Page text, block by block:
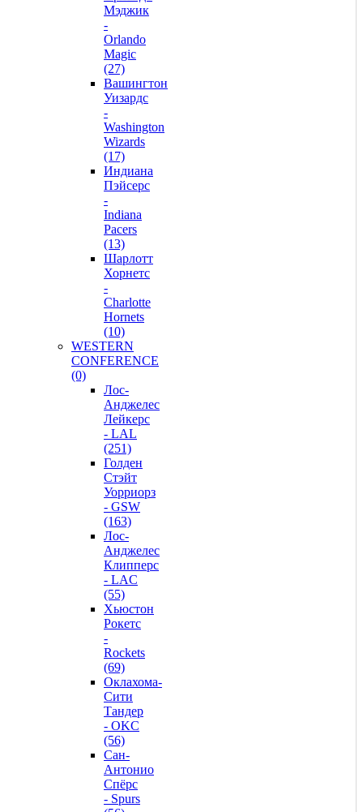
Мэджик
-
Orlando
Magic
(27)
Вашингтон
Уизардс
-
Washington
Wizards
(17)
Индиана
Пэйсерс
-
Indiana
Pacers
(13)
Шарлотт
Хорнетс
-
Charlotte
Hornets
(10)
WESTERN
CONFERENCE
(0)
Лос-
Анджелес
Лейкерс
- LAL
(251)
Голден
Стэйт
Уорриорз
- GSW
(163)
Лос-
Анджелес
Клипперс
- LAC
(55)
Хьюстон
Рокетс
-
Rockets
(69)
Оклахома-
Сити
Тандер
- OKC
(56)
Сан-
Антонио
Спёрс
- Spurs